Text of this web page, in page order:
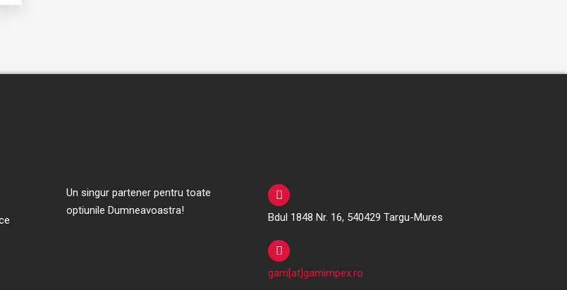
Un singur partener pentru toate
optiunile Dumneavoastra!
Bdul 1848 Nr. 16, 540429 Targu-Mures
gam[at]gamimpex.ro